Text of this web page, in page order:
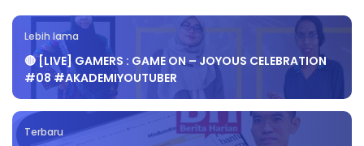
Lebih lama
🔴 [LIVE] GAMERS : GAME ON – JOYOUS CELEBRATION
#08 #AKADEMIYOUTUBER
Terbaru